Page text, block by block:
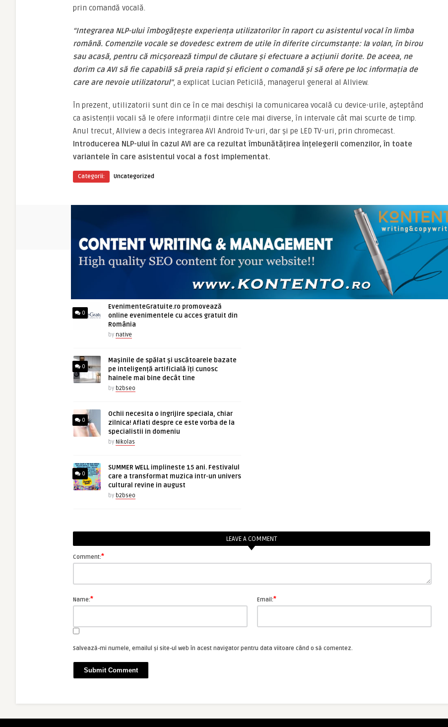
prin comandă vocală.
“Integrarea NLP-ului îmbogățește experiența utilizatorilor în raport cu asistentul vocal în limba
română. Comenzile vocale se dovedesc extrem de utile în diferite circumstanțe: la volan, în birou
sau acasă, pentru că micșorează timpul de căutare și efectuare a acțiunii dorite. De aceea, ne
dorim ca AVI să fie capabilă să preia rapid și eficient o comandă și să ofere pe loc informația de
care are nevoie utilizatorul”, a explicat Lucian Peticilă, managerul general al Allview.
În prezent, utilizatorii sunt din ce în ce mai deschiși la comunicarea vocală cu device-urile, așteptând
ca asistenții vocali să le ofere informații dintre cele mai diverse, în intervale cât mai scurte de timp.
Anul trecut, Allview a decis integrarea AVI Android Tv-uri, dar și pe LED TV-uri, prin chromecast.
Introducerea NLP-ului în cazul AVI are ca rezultat îmbunătățirea înțelegerii comenzilor, în toate
variantele în care asistentul vocal a fost implementat.
Categorii: Uncategorized
0
EvenimenteGratuite.ro promovează
online evenimentele cu acces gratuit din
România
by native
0
Mașinile de spălat și uscătoarele bazate
pe inteligență artificială îți cunosc
hainele mai bine decât tine
by b2bseo
0
Ochii necesita o ingrijire speciala, chiar
zilnica! Aflati despre ce este vorba de la
specialistii in domeniu
by Nikolas
0
SUMMER WELL implineste 15 ani. Festivalul
care a transformat muzica intr-un univers
cultural revine in august
by b2bseo
ARTICOLE ASEMANATOARE
LEAVE A COMMENT
Comment:*
Name:* Email:*
Salvează-mi numele, emailul și site-ul web în acest navigator pentru data viitoare când o să comentez.